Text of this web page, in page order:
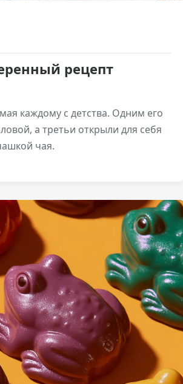
рецепт
каждому с детства. Одним его
а третьи открыли для себя
чая.